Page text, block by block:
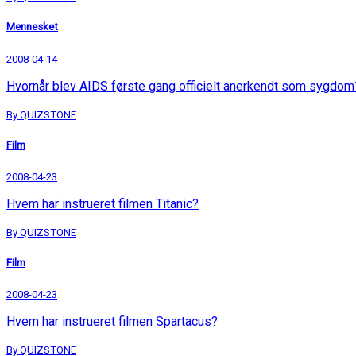
Mennesket
2008-04-14
Hvornår blev AIDS første gang officielt anerkendt som
By QUIZSTONE
Film
2008-04-23
Hvem har instrueret filmen Titanic?
By QUIZSTONE
Film
2008-04-23
Hvem har instrueret filmen Spartacus?
By QUIZSTONE